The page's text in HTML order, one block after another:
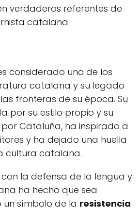
verdaderos referentes de
catalana.
considerado uno de los
catalana y su legado
fronteras de su época. Su
por su estilo propio y su
Cataluña, ha inspirado a
y ha dejado una huella
cultura catalana.
la defensa de la lengua y
ha hecho que sea
símbolo de la resistencia